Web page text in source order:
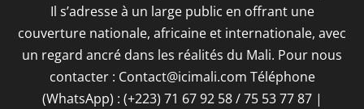
Il s’adresse à un large public en offrant une
couverture nationale, africaine et internationale, avec
un regard ancré dans les réalités du Mali. Pour nous
contacter : Contact@icimali.com Téléphone
(WhatsApp) : (+223) 71 67 92 58 / 75 53 77 87 |